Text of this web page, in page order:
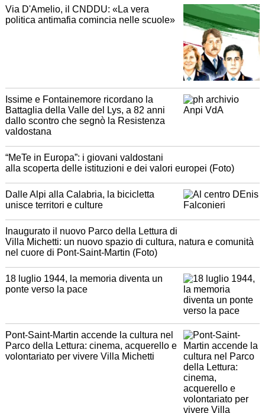
Via D'Amelio, il CNDDU: «La vera
politica antimafia comincia nelle scuole»
Issime e Fontainemore ricordano la
Battaglia della Valle del Lys, a 82 anni
dallo scontro che segnò la Resistenza
valdostana
“MeTe in Europa”: i giovani valdostani
alla scoperta delle istituzioni e dei valori europei (Foto)
Dalle Alpi alla Calabria, la bicicletta
unisce territori e culture
Inaugurato il nuovo Parco della Lettura di
Villa Michetti: un nuovo spazio di cultura, natura e comunità
nel cuore di Pont-Saint-Martin (Foto)
18 luglio 1944, la memoria diventa un
ponte verso la pace
Pont-Saint-Martin accende la cultura nel
Parco della Lettura: cinema, acquerello e
volontariato per vivere Villa Michetti